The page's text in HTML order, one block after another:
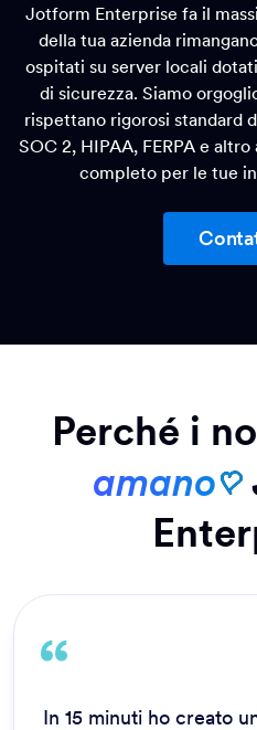
Jotform Enterprise fa il
della tua azienda
ospitati su server locali
di sicurezza. Siamo
rispettano rigorosi standard
SOC 2, HIPAA, FERPA e
completo per le tue
Perché i
amano
In 15 minuti ho creato